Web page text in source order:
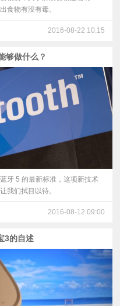
食物有没有毒。
2016-08-22 10:15
够做什么？
牙 5 的最新标准，这项新技术
我们拭目以待。
2016-08-12 09:00
3的自述